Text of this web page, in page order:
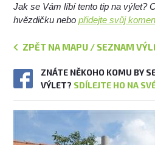
Jak se Vám líbí tento tip na výlet?
hvězdičku nebopřidejte svůj
ZPĚT NA MAPU / SEZNAM
ZNÁTE NĚKOHO KOMU BY
VÝLET? SDÍLEJTE HO NA